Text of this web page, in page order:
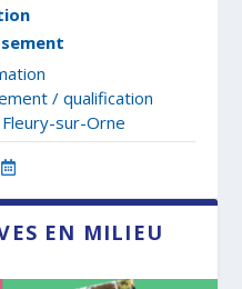
/ qualification
Fleury-sur-Orne
EN MILIEU